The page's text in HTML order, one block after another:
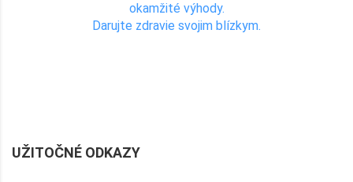
okamžité výhody.
Darujte zdravie svojim blízkym.
UŽITOČNÉ ODKAZY